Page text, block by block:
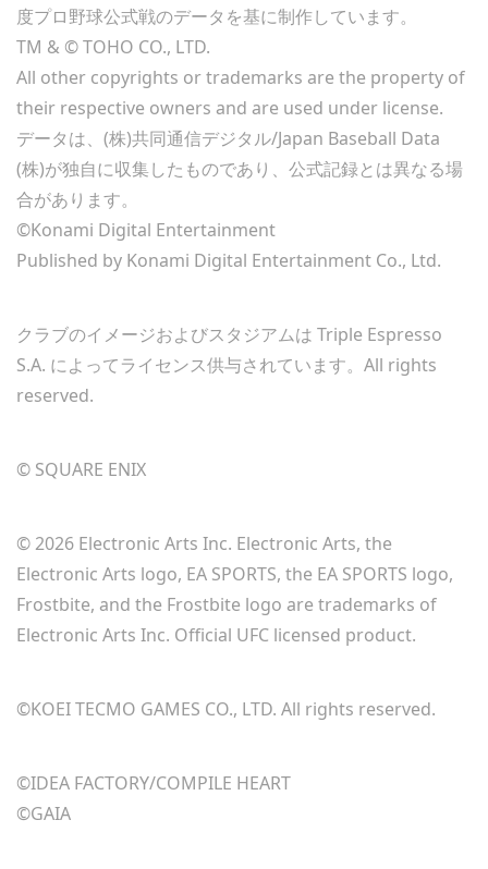
度プロ野球公式戦のデータを基に制作しています。
TM & © TOHO CO., LTD.
All other copyrights or trademarks are the property of
their respective owners and are used under license.
データは、(株)共同通信デジタル/Japan Baseball Data
(株)が独自に収集したものであり、公式記録とは異なる場
合があります。
©Konami Digital Entertainment
Published by Konami Digital Entertainment Co., Ltd.
クラブのイメージおよびスタジアムは Triple Espresso
S.A. によってライセンス供与されています。All rights
reserved.
© SQUARE ENIX
© 2026 Electronic Arts Inc. Electronic Arts, the
Electronic Arts logo, EA SPORTS, the EA SPORTS logo,
Frostbite, and the Frostbite logo are trademarks of
Electronic Arts Inc. Official UFC licensed product.
©KOEI TECMO GAMES CO., LTD. All rights reserved.
©IDEA FACTORY/COMPILE HEART
©GAIA